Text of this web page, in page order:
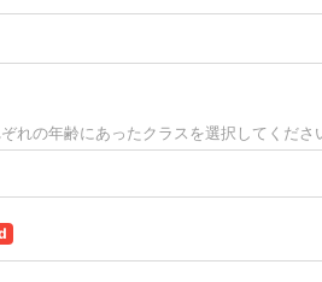
れの年齢にあったクラスを選択してくださ